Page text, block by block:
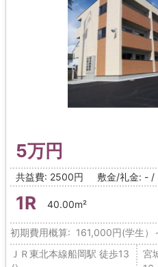
5万円
共益費: 2500円 敷金/礼金: - /
1R 40.00m²
初期費用概算: 161,000円(学生）
ＪＲ東北本線船岡駅 徒歩13
宮